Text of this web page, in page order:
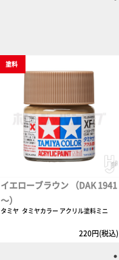
塗料
イエローブラウン （DAK 1941
～）
タミヤ タミヤカラー アクリル塗料ミニ
220円(税込)